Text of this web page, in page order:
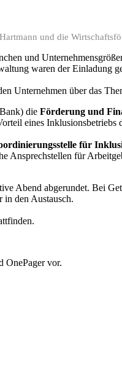
und die
und
waren der Einladung
Unternehmen über das
die Förderung und
eines Inklusionsbetriebs
für
Ansprechstellen für
Abend abgerundet. Bei
in den Austausch.
OnePager vor.